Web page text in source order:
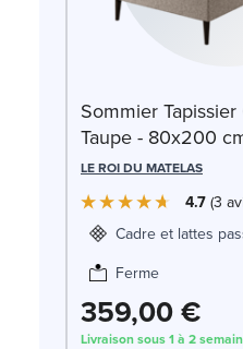
Sommier
Taupe - 80x200
LE ROI DU MATELAS
4.7 3
Cadre et lattes
Ferme
359,00 €
Livraison sous 1 à 2